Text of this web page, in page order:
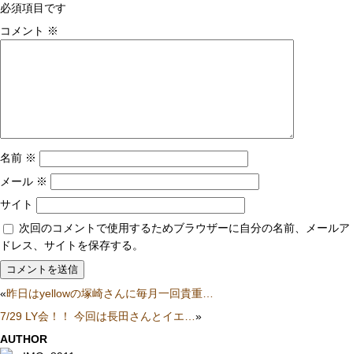
必須項目です
コメント ※
名前 ※
メール ※
サイト
次回のコメントで使用するためブラウザーに自分の名前、メールア
ドレス、サイトを保存する。
«昨日はyellowの塚崎さんに毎月一回貴重…
7/29 LY会！！ 今回は長田さんとイエ… »
AUTHOR